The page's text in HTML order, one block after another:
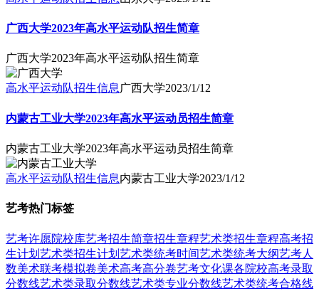
广西大学2023年高水平运动队招生简章
广西大学2023年高水平运动队招生简章
高水平运动队招生信息广西大学2023/1/12
内蒙古工业大学2023年高水平运动员招生简章
内蒙古工业大学2023年高水平运动员招生简章
高水平运动队招生信息内蒙古工业大学2023/1/12
艺考热门标签
艺考许愿院校库艺考招生简章招生章程艺术类招生章程高考招
生计划 艺术类招生计划 艺术类统考时间艺术类统考大纲艺考人
数美术联考模拟卷美术高考高分卷艺考文化课各院校高考录取
分数线艺术类录取分数线艺术类专业分数线艺术类统考合格线